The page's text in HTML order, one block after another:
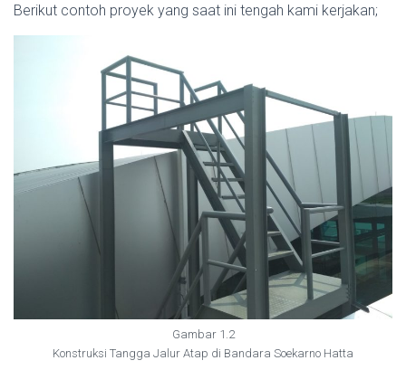
Berikut contoh proyek yang saat ini tengah kami kerjakan;
Gambar 1.2
Konstruksi Tangga Jalur Atap di Bandara Soekarno Hatta